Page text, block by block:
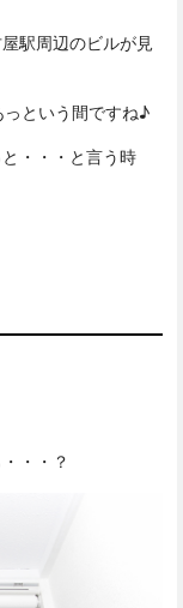
駅周辺のビルが見
という間ですね♪
・・・と言う時
・・？